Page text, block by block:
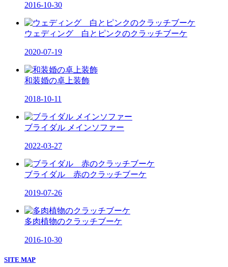
2016-10-30
ウェディング 白とピンクのクラッチブーケ
2020-07-19
和装婚の卓上装飾
2018-10-11
ブライダル メインソファー
2022-03-27
ブライダル 赤のクラッチブーケ
2019-07-26
多肉植物のクラッチブーケ
2016-10-30
SITE MAP